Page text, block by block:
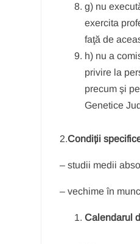
g) nu
exercita
faţă de
h) nu a
privire la
precum şi
Genetice
2.Condiții
– studii medii
– vechime în
Calendarul